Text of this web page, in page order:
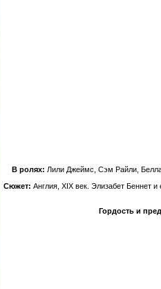
В ролях: Лили Джеймс, Сэм Райли,
Сюжет: Англия, XIX век. Элизабет Беннет
Гордость и